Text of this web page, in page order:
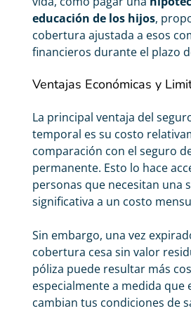
educación de los hijos,
cobertura ajustada a esos
financieros durante el plazo
Ventajas Económicas y
La principal ventaja del
temporal es su costo
comparación con el seguro
permanente. Esto lo hace
personas que necesitan una
significativa a un costo
Sin embargo, una vez
cobertura cesa sin valor
póliza puede resultar más
especialmente a medida que
cambian tus condiciones de